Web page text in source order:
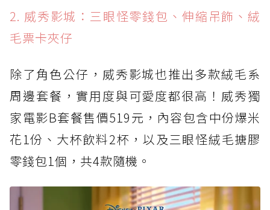
2. 威秀影城：三眼怪零錢包、伸縮吊飾、絨
毛票卡夾仔
除了角色公仔，威秀影城也推出多款絨毛系
周邊套餐，實用度與可愛度都很高！威秀獨
家電影B套餐售價519元，內容包含中份爆米
花1份、大杯飲料2杯，以及三眼怪絨毛搪膠
零錢包1個，共4款隨機。